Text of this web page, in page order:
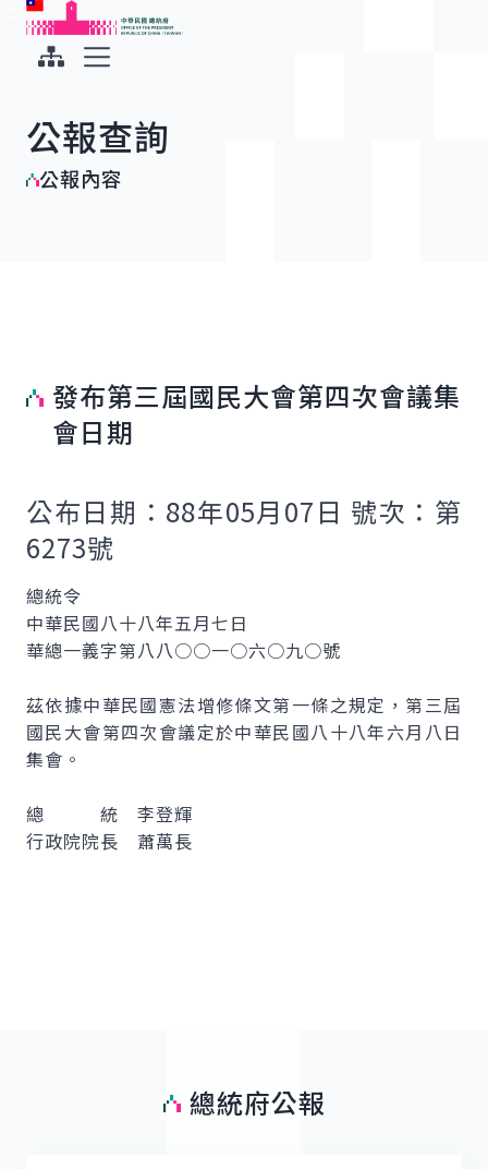
跳到主要內容
中華民國總統府
公報查詢
公報內容
發布第三屆國民大會第四次會議集
會日期
公布日期：88年05月07日 號次：第
6273號
總統令
中華民國八十八年五月七日
華總一義字第八八○○一○六○九○號
茲依據中華民國憲法增修條文第一條之規定，第三屆
國民大會第四次會議定於中華民國八十八年六月八日
集會。
總 統 李登輝
行政院院長 蕭萬長
總統府公報